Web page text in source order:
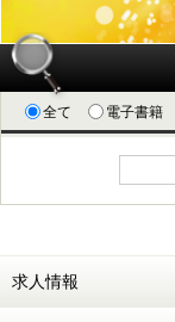
全て 電子書籍
求人情報